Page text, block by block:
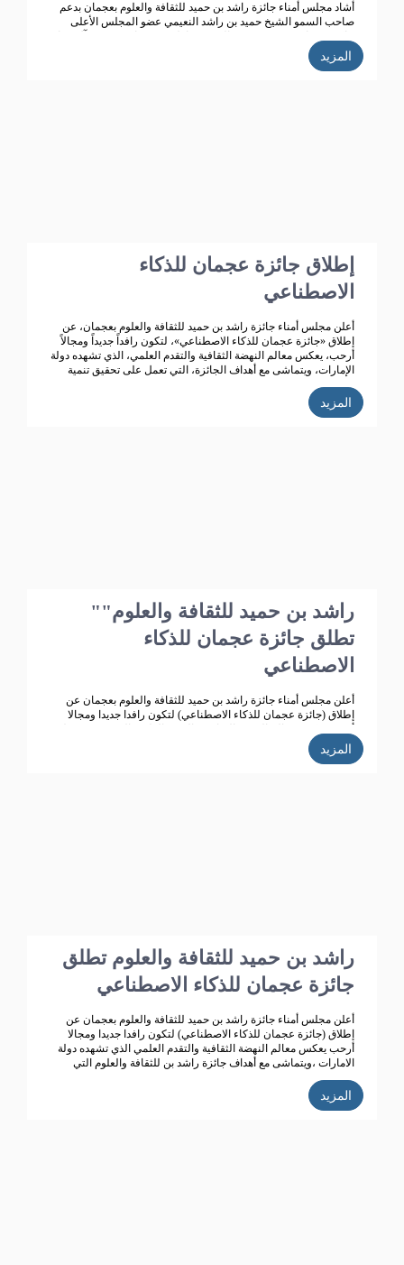
أشاد مجلس أمناء جائزة راشد بن حميد للثقافة والعلوم بعجمان بدعم
صاحب السمو الشيخ حميد بن راشد النعيمي عضو المجلس الأعلى
رئيسة مجلس أمناء جائزة راشد بن حميد للثقافة والعلوم ، مؤكد ين
المزيد
إطلاق جائزة عجمان للذكاء
الاصطناعي
أعلن مجلس أمناء جائزة راشد بن حميد للثقافة والعلوم بعجمان، عن
إطلاق «جائزة عجمان للذكاء الاصطناعي»، لتكون رافداً جديداً ومجالاً
أرحب، يعكس معالم النهضة الثقافية والتقدم العلمي، الذي تشهده دولة
الإمارات، ويتماشى مع أهداف الجائزة، التي تعمل على تحقيق تنمية
ثقافية متميزة.
المزيد
"راشد بن حميد للثقافة والعلوم"
تطلق جائزة عجمان للذكاء
الاصطناعي
أعلن مجلس أمناء جائزة راشد بن حميد للثقافة والعلوم بعجمان عن
إطلاق (جائزة عجمان للذكاء الاصطناعي) لتكون رافدا جديدا ومجالا
الامارات ،ويتماشى مع أهداف جائزة راشد بن للثقافة والعلوم التي
تعمل على تحقيق تنمية ثقافية متميزة، ودعم حركة البحث العلمي
المزيد
راشد بن حميد للثقافة والعلوم تطلق
جائزة عجمان للذكاء الاصطناعي
أعلن مجلس أمناء جائزة راشد بن حميد للثقافة والعلوم بعجمان عن
إطلاق (جائزة عجمان للذكاء الاصطناعي) لتكون رافدا جديدا ومجالا
أرحب يعكس معالم النهضة الثقافية والتقدم العلمي الذي تشهده دولة
الامارات ،ويتماشى مع أهداف جائزة راشد بن للثقافة والعلوم التي
تعمل على تحقيق تنمية ثقافية متميزة، ودعم حركة البحث العلمي
واثراء الحياة الثقافية المتطورة في دولة الامارات، الى جانب تكريم
الباحثين ودعم انتاجهم العلمي كي يساهم في احداث نقلة حضارية
المزيد